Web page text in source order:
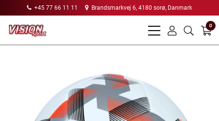
+45 77 66 11 11 Brandsmarkvej 6, 4180 sorø, Danmark
bars
user
search
0